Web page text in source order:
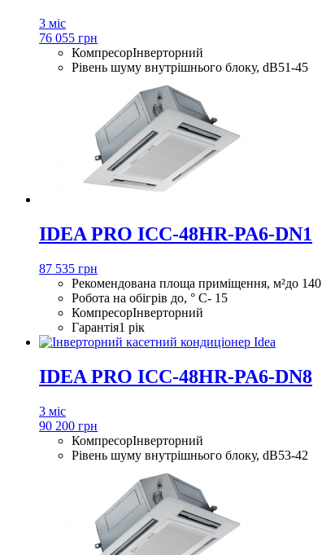
3 міс
76 055 грн
КомпресорІнверторний
Рівень шуму внутрішнього блоку, dB51-45
IDEA PRO ICC-48HR-PA6-DN1
87 535 грн
Рекомендована площа приміщення, м²до 140
Робота на обігрів до, ° С- 15
КомпресорІнверторний
Гарантія1 рік
IDEA PRO ICC-48HR-PA6-DN8
3 міс
90 200 грн
КомпресорІнверторний
Рівень шуму внутрішнього блоку, dB53-42